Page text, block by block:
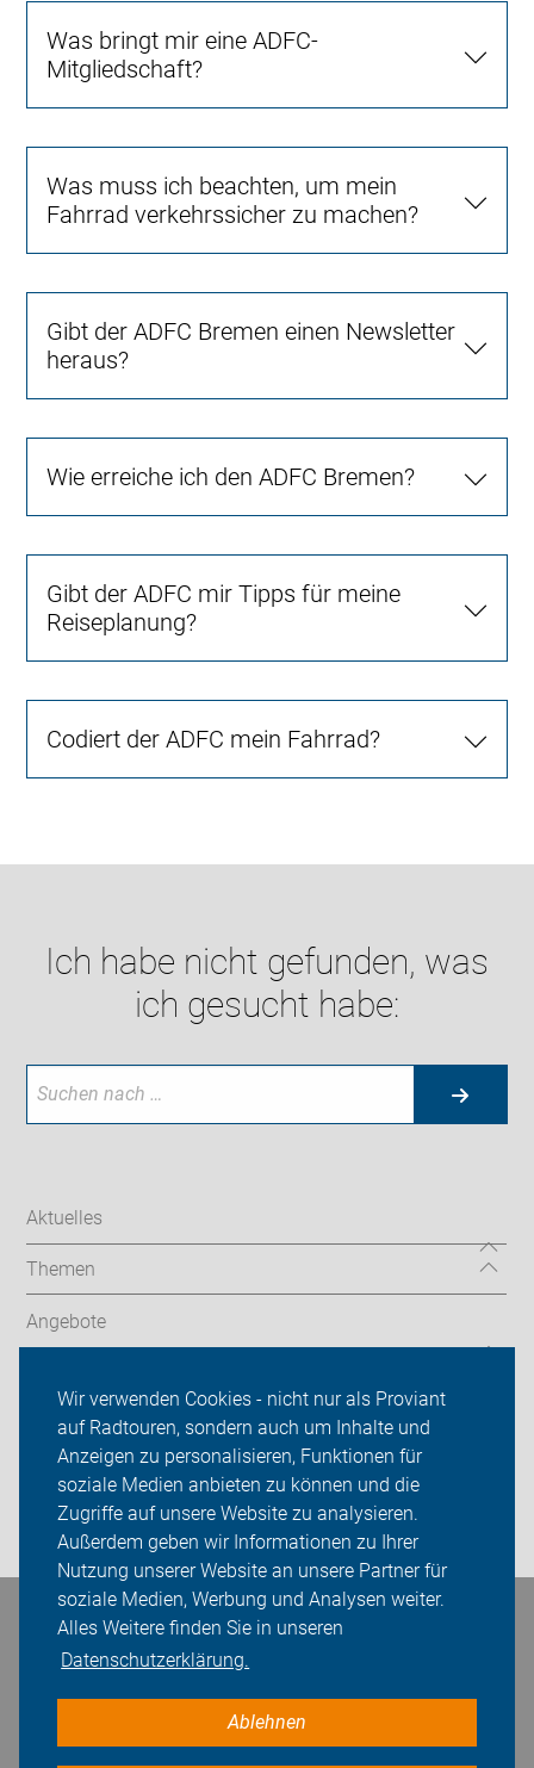
Wir verwenden Cookies - nicht nur als Proviant
auf Radtouren, sondern auch um Inhalte und
Anzeigen zu personalisieren, Funktionen für
soziale Medien anbieten zu können und die
Zugriffe auf unsere Website zu analysieren.
Außerdem geben wir Informationen zu Ihrer
Nutzung unserer Website an unsere Partner für
soziale Medien, Werbung und Analysen weiter.
Alles Weitere finden Sie in unseren
Datenschutzerklärung.
Ablehnen
Was bringt mir eine ADFC-
Mitgliedschaft?
Was muss ich beachten, um mein
Fahrrad verkehrssicher zu machen?
Gibt der ADFC Bremen einen Newsletter
heraus?
Wie erreiche ich den ADFC Bremen?
Gibt der ADFC mir Tipps für meine
Reiseplanung?
Codiert der ADFC mein Fahrrad?
Ich habe nicht gefunden, was
ich gesucht habe:
Aktuelles
Themen
Angebote
Sei dabei
Presse
Login
Bleiben Sie in Kontakt